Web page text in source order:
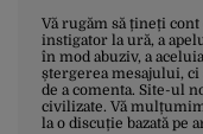
Vă rugăm să țineți
instigator la ură, a
în mod abuziv, a
ștergerea mesajului,
de a comenta. Site-ul
civilizate. Vă
la o discuție bazată pe